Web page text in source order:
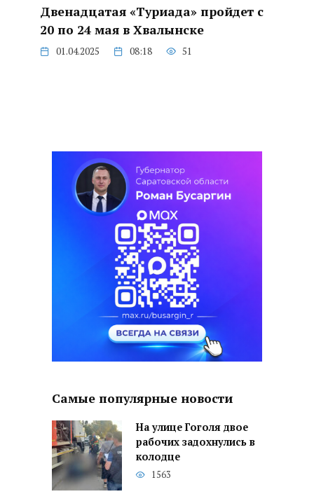
Двенадцатая «Туриада» пройдет с
20 по 24 мая в Хвалынске
01.04.2025 08:18 51
Самые популярные новости
На улице Гоголя двое
рабочих задохнулись в
колодце
1563